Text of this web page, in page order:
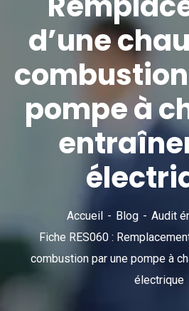
d’une
pompe à
Accueil Blog
Audit
Fiche RES060 :
combustion par une pompe à
électrique